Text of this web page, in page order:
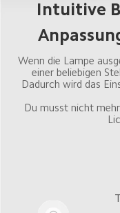
Intuitive
Wenn die Lampe
einer beliebigen
Dadurch wird das
Du musst nicht